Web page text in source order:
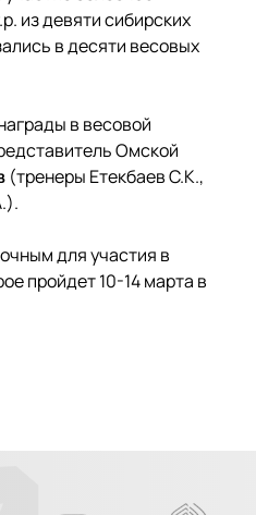
из девяти сибирских
в десяти весовых
в весовой
Омской
(тренеры Етекбаев С.К.,
для участия в
пройдет 10-14 марта в